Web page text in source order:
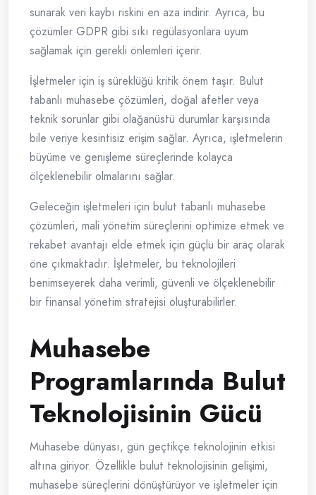
sunarak veri kaybı riskini en aza indirir. Ayrıca, bu
çözümler GDPR gibi sıkı regülasyonlara uyum
sağlamak için gerekli önlemleri içerir.
İşletmeler için iş süreklüğü kritik önem taşır. Bulut
tabanlı muhasebe çözümleri, doğal afetler veya
teknik sorunlar gibi olağanüstü durumlar karşısında
bile veriye kesintisiz erişim sağlar. Ayrıca, işletmelerin
büyüme ve genişleme süreçlerinde kolayca
ölçeklenebilir olmalarını sağlar.
Geleceğin işletmeleri için bulut tabanlı muhasebe
çözümleri, mali yönetim süreçlerini optimize etmek ve
rekabet avantajı elde etmek için güçlü bir araç olarak
öne çıkmaktadır. İşletmeler, bu teknolojileri
benimseyerek daha verimli, güvenli ve ölçeklenebilir
bir finansal yönetim stratejisi oluşturabilirler.
Muhasebe
Programlarında Bulut
Teknolojisinin Gücü
Muhasebe dünyası, gün geçtikçe teknolojinin etkisi
altına giriyor. Özellikle bulut teknolojisinin gelişimi,
muhasebe süreçlerini dönüştürüyor ve işletmeler için